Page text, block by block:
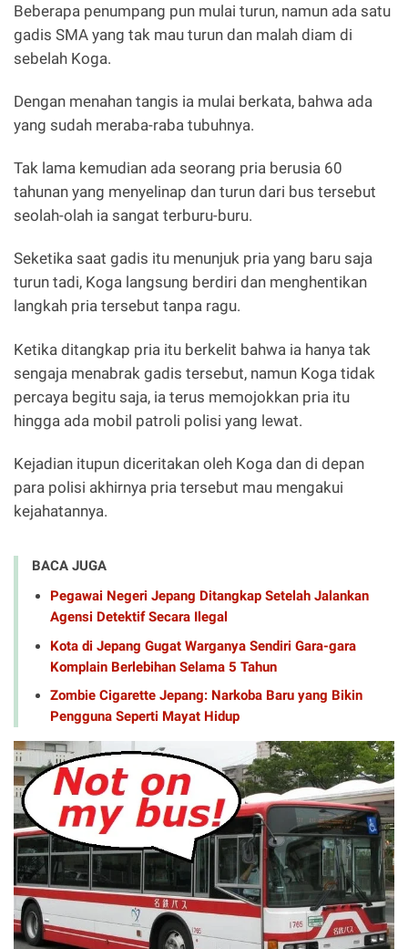
Beberapa penumpang pun mulai turun, namun ada satu
gadis SMA yang tak mau turun dan malah diam di
sebelah Koga.
Dengan menahan tangis ia mulai berkata, bahwa ada
yang sudah meraba-raba tubuhnya.
Tak lama kemudian ada seorang pria berusia 60
tahunan yang menyelinap dan turun dari bus tersebut
seolah-olah ia sangat terburu-buru.
Seketika saat gadis itu menunjuk pria yang baru saja
turun tadi, Koga langsung berdiri dan menghentikan
langkah pria tersebut tanpa ragu.
Ketika ditangkap pria itu berkelit bahwa ia hanya tak
sengaja menabrak gadis tersebut, namun Koga tidak
percaya begitu saja, ia terus memojokkan pria itu
hingga ada mobil patroli polisi yang lewat.
Kejadian itupun diceritakan oleh Koga dan di depan
para polisi akhirnya pria tersebut mau mengakui
kejahatannya.
BACA JUGA
Pegawai Negeri Jepang Ditangkap Setelah Jalankan
Agensi Detektif Secara Ilegal
Kota di Jepang Gugat Warganya Sendiri Gara-gara
Komplain Berlebihan Selama 5 Tahun
Zombie Cigarette Jepang: Narkoba Baru yang Bikin
Pengguna Seperti Mayat Hidup